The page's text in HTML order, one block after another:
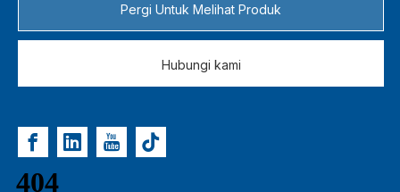
Pergi Untuk Melihat Produk
Hubungi kami